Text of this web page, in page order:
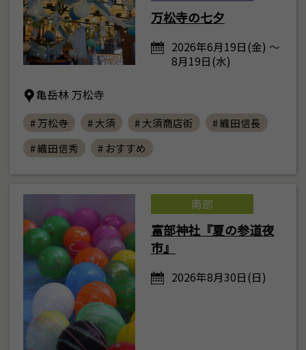
万松寺の七夕
2026年6月19日(金) ～
8月19日(水)
亀岳林 万松寺
# 万松寺 # 大須 # 大須商店街
# 織田信長
# 織田信秀
# おすすめ
南部
富部神社『夏の参道夜
市』
2026年8月30日(日)